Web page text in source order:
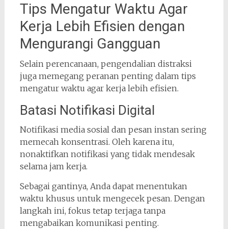
Tips Mengatur Waktu Agar
Kerja Lebih Efisien dengan
Mengurangi Gangguan
Selain perencanaan, pengendalian distraksi
juga memegang peranan penting dalam tips
mengatur waktu agar kerja lebih efisien.
Batasi Notifikasi Digital
Notifikasi media sosial dan pesan instan sering
memecah konsentrasi. Oleh karena itu,
nonaktifkan notifikasi yang tidak mendesak
selama jam kerja.
Sebagai gantinya, Anda dapat menentukan
waktu khusus untuk mengecek pesan. Dengan
langkah ini, fokus tetap terjaga tanpa
mengabaikan komunikasi penting.